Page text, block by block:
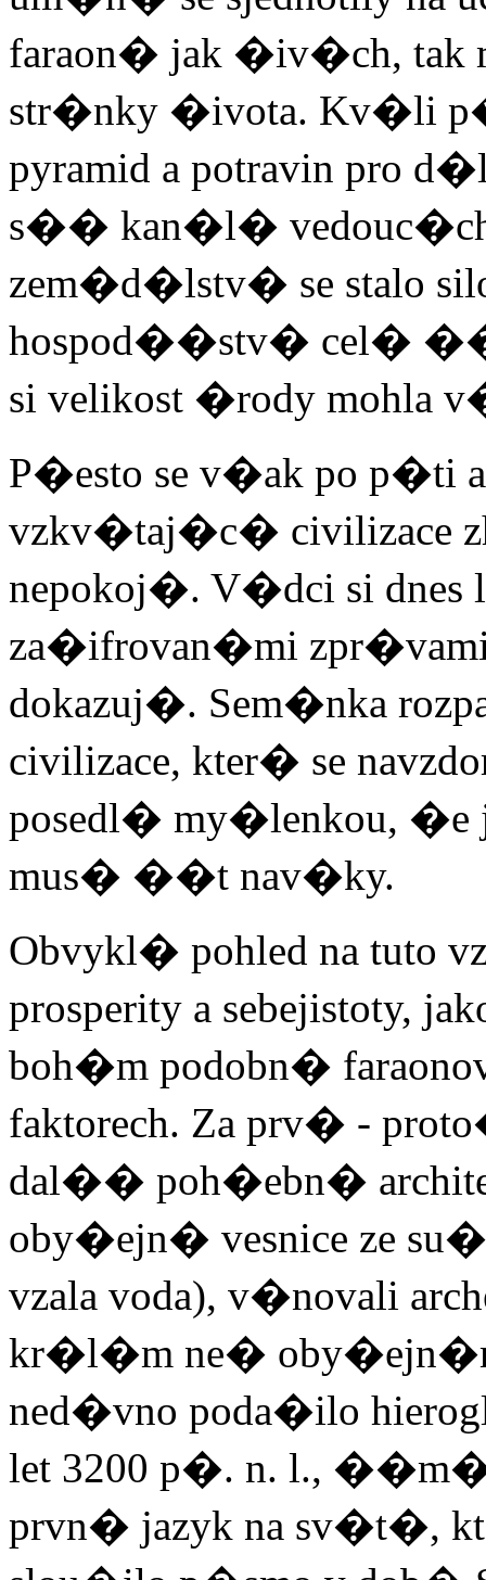
faraon� jak �iv�ch, tak
str�nky �ivota. Kv�li
pyramid a potravin pro
s�� kan�l�
zem�d�lstv� se stalo
hospod��stv� cel�
si velikost �rody mohla
P�esto se v�ak po p�ti
vzkv�taj�c� civilizace
nepokoj�. V�dci si dnes
za�ifrovan�mi
dokazuj�. Sem�nka
civilizace, kter� se
posedl� my�lenkou,
mus� ��t nav�ky.
Obvykl� pohled na tuto
prosperity a sebejistoty,
boh�m podobn�
faktorech. Za prv� -
dal�� poh�ebn�
oby�ejn� vesnice ze
vzala voda), v�novali
kr�l�m ne�
ned�vno poda�ilo
let 3200 p�. n. l., ��m�
prvn� jazyk na sv�t�,